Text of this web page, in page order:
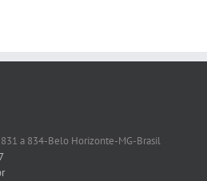
831 a 834-Belo Horizonte-MG-Brasil